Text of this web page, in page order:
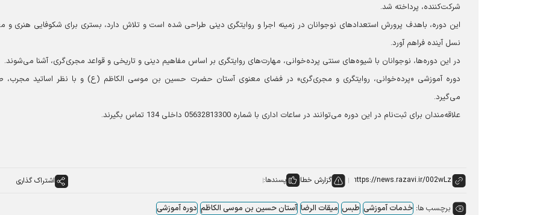
شرکت‌کننده، پرداخته شد.
این دوره، باهدف پرورش استعدادهای نوجوانان در زمینه اجرا و روایتگری دینی طراحی شده است و تلاش دارد، بستری برای شکوفایی هنری و
نسل آینده فراهم آورد.
در این دوره‌ها، نوجوانان با شیوه‌های سنتی پرده‌خوانی، مهارت‌های روایتگری بر اساس مفاهیم دینی و تاریخی و قواعد مجری‌گری، آشنا می‌شوند.
دوره آموزشی «پرده‌خوانی، روایتگری و مجری‌گری» در فضای معنوی آستان حضرت حسین بن موسی الکاظم (ع) و با نظر اساتید مجرب،
می‌گیرد.
علاقه‌مندان برای ثبت‌نام در این دوره می‌توانند در ساعات اداری با شماره 05632813300 داخلی 134 تماس بگیرند.
گزارش خطا پسندها: اشتراک گذاری
برچسب ها: خدمات آموزشی طبس میقات الرضا آستان حسین بن موسی الکاظم دوره آموزشی